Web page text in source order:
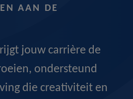
AAN DE
jouw carrière de
ondersteund
die creativiteit en